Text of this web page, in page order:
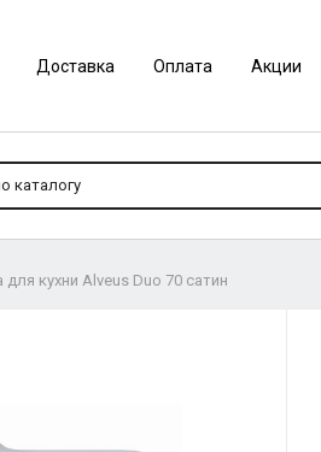
Доставка Оплата Акции
кухни Alveus Duo 70 сатин